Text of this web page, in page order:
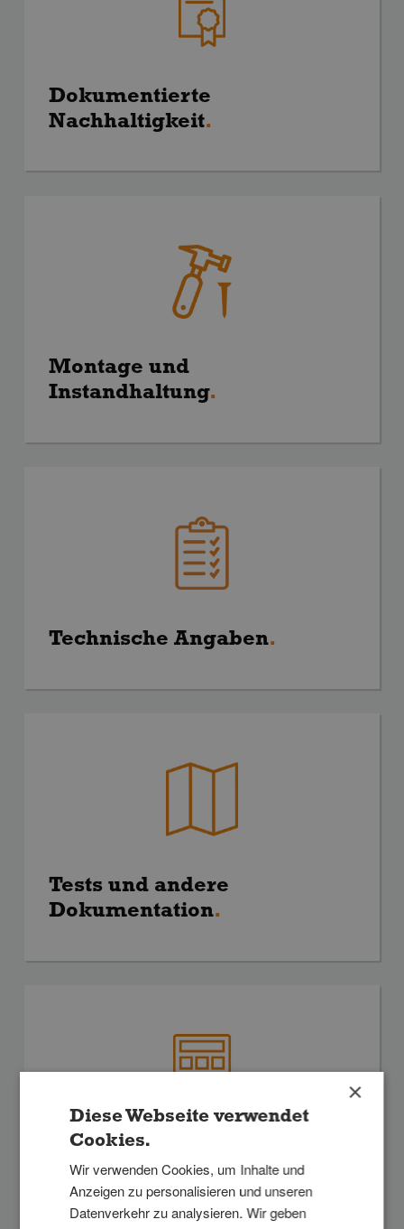
Dokumentierte
Nachhaltigkeit.
Montage und
Instandhaltung.
Technische Angaben.
Tests und andere
Dokumentation.
Lieferbedingungen
.
×
Diese Webseite verwendet
Cookies.
Wir verwenden Cookies, um Inhalte und
Anzeigen zu personalisieren und unseren
Datenverkehr zu analysieren. Wir geben